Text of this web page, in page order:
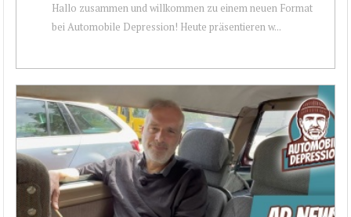
Hallo zusammen und willkommen zu einem neuen Format
bei Automobile Depression! Heute präsentieren w...